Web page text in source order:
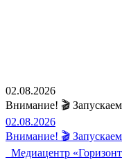
02.08.2026
Внимание! 🎬
02.08.2026
Внимание! 🎬
Медиацентр